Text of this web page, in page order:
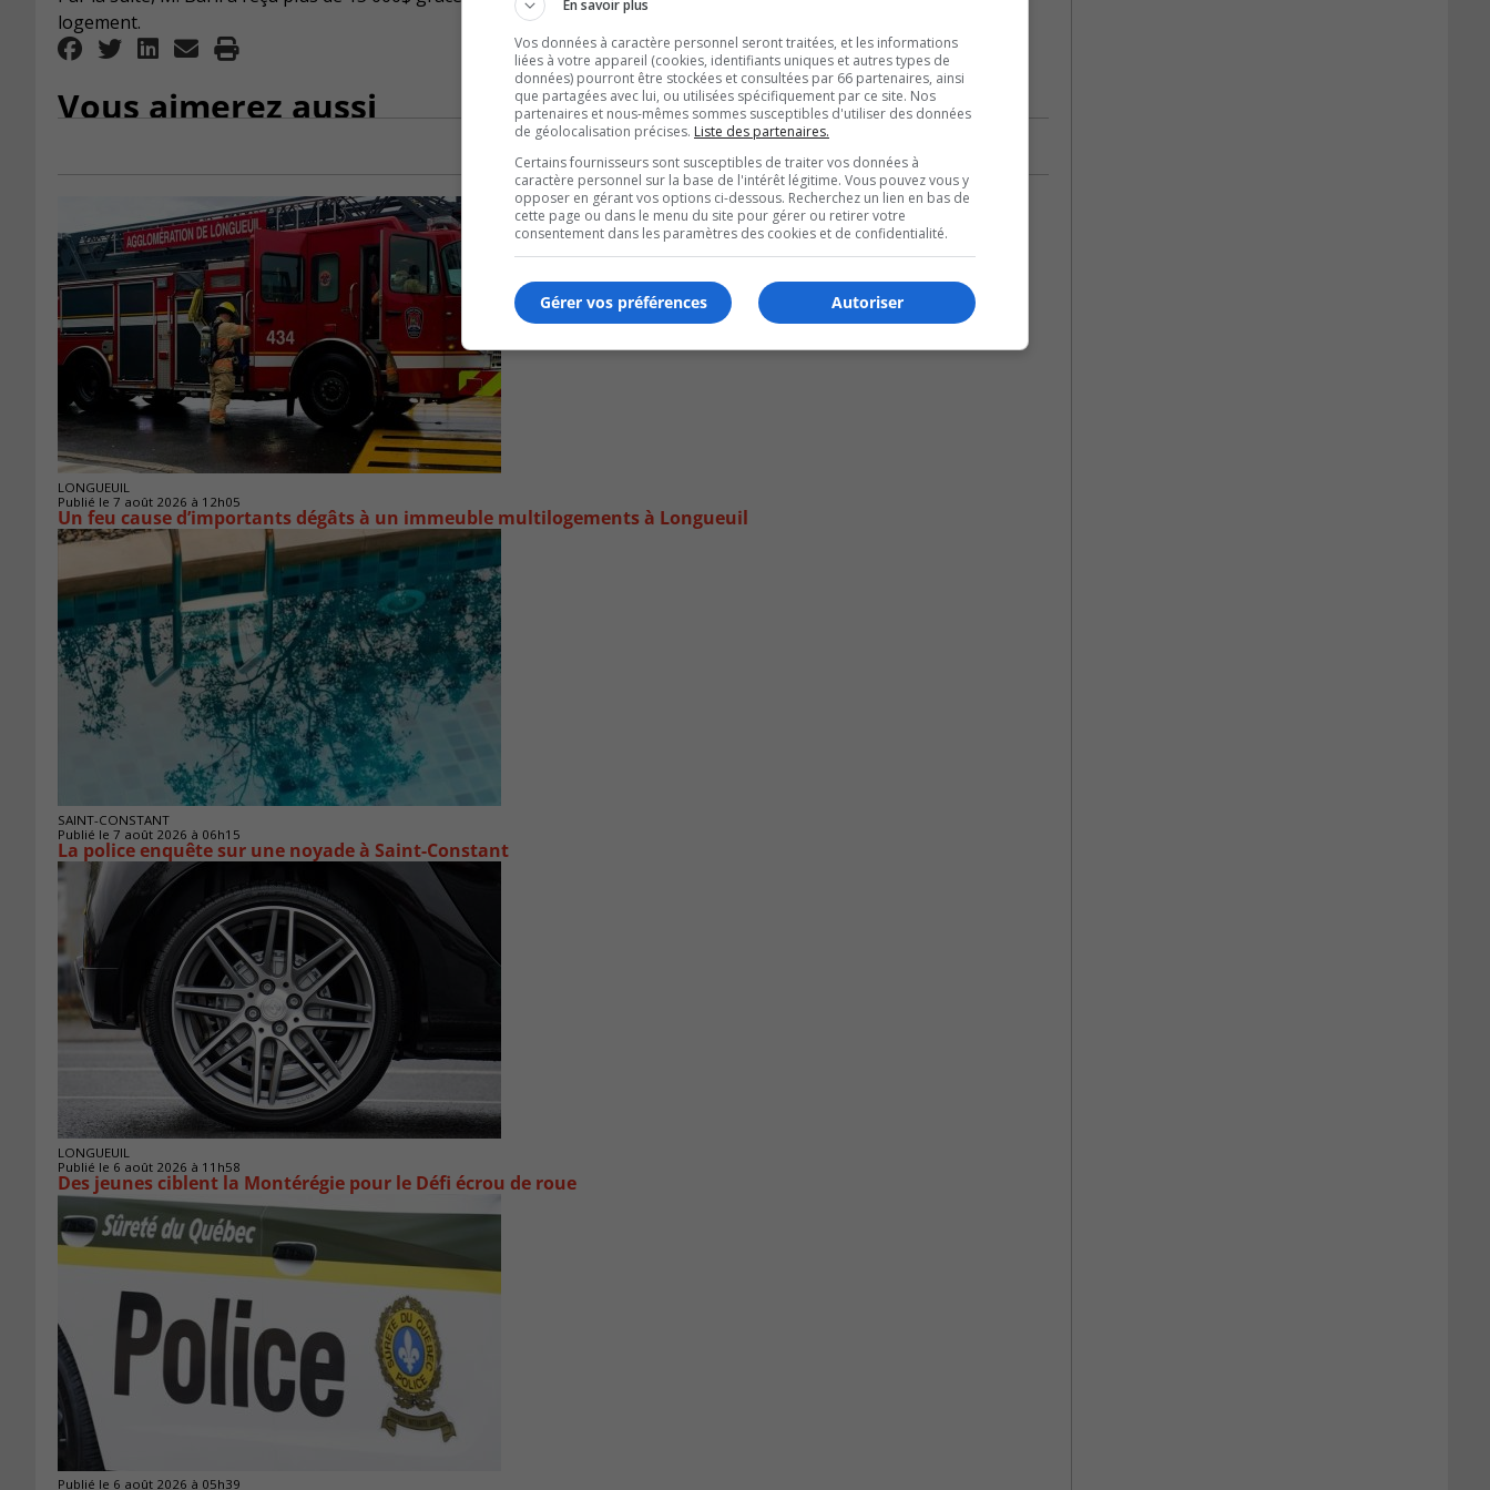
logement.
Vous aimerez aussi
LONGUEUIL
Publié le 7 août 2026 à 12h05
Un feu cause d’importants dégâts à un immeuble multilogements à Longueuil
SAINT-CONSTANT
Publié le 7 août 2026 à 06h15
La police enquête sur une noyade à Saint-Constant
LONGUEUIL
Publié le 6 août 2026 à 11h58
Des jeunes ciblent la Montérégie pour le Défi écrou de roue
Publié le 6 août 2026 à 05h39
En savoir plus
Vos données à caractère personnel seront traitées, et les informations
liées à votre appareil (cookies, identifiants uniques et autres types de
données) pourront être stockées et consultées par 66 partenaires, ainsi
que partagées avec lui, ou utilisées spécifiquement par ce site. Nos
partenaires et nous-mêmes sommes susceptibles d'utiliser des données
de géolocalisation précises. Liste des partenaires.
Certains fournisseurs sont susceptibles de traiter vos données à
caractère personnel sur la base de l'intérêt légitime. Vous pouvez vous y
opposer en gérant vos options ci-dessous. Recherchez un lien en bas de
cette page ou dans le menu du site pour gérer ou retirer votre
consentement dans les paramètres des cookies et de confidentialité.
Autoriser
Gérer vos préférences